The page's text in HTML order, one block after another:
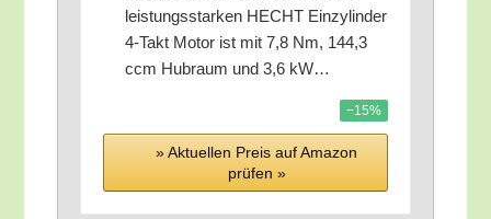
leis­tungs­star­ken HECHT Ein­zy­lin­der
4‑Takt Motor ist mit 7,8 Nm, 144,3
ccm Hub­raum und 3,6 kW…
−15%
» Aktu­el­len Preis auf Ama­zon
prü­fen »